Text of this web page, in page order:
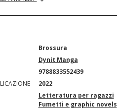
Brossura
Dynit Manga
9788833552439
2022
Letteratura per ragazzi
Fumetti e graphic novels